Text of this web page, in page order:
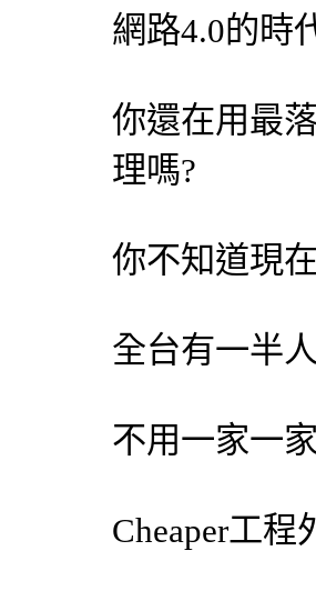
網路4.0的時
你還在用最
理嗎?
你不知道現
全台有一半
不用一家一
Cheaper工程